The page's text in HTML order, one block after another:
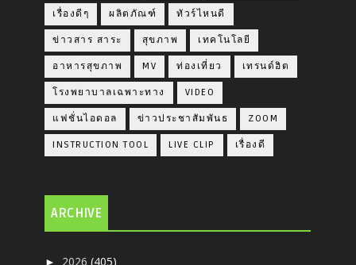
เรื่องดีๆ ผลิตภัณฑ์ ทัวร์ไหนดี
ข่าวสาร สาระ สุขภาพ เทคโนโลยี
อาหารสุขภาพ MV ท่องเที่ยว เทรนด์ฮิต
โรงพยาบาลเฉพาะทาง VIDEO
แฟชั่นไอดอล ข่าวประชาสัมพันธ ZOOM
INSTRUCTION TOOL LIVE CLIP เรื่องดี
ARCHIVE
► 2026(405)